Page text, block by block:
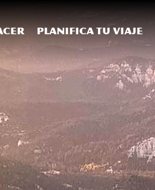
Planifica tu viaje